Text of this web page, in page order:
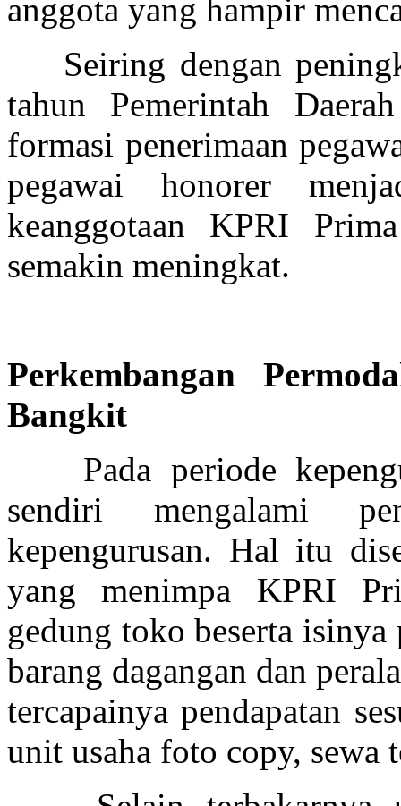
anggota yang hampir
Seiring dengan
tahun Pemerintah
formasi penerimaan
pegawai honorer
keanggotaan KPRI
semakin meningkat.
Perkembangan
Bangkit
Pada periode
sendiri mengalami
kepengurusan. Hal itu
yang menimpa KPRI
gedung toko beserta
barang dagangan dan
tercapainya pendapatan
unit usaha foto copy, sewa